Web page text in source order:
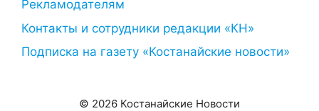
Рекламодателям
Контакты и сотрудники редакции «КН»
Подписка на газету «Костанайские новости»
© 2026 Костанайские Новости